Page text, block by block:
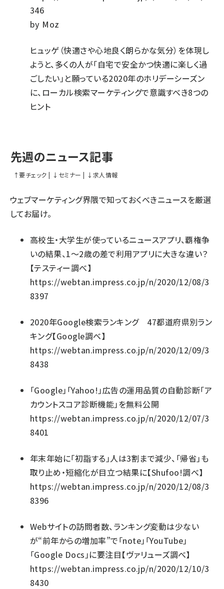
346
by Moz
ヒュッゲ（快適さや心地良く朗らかな気分）を体現し
ようと、多くの人が「自宅で安全かつ快適に楽しく過
ごしたい」と願っている2020年のホリデーシーズン
に、ローカル検索マーケティングで意識すべき8つの
ヒント
先週のニュース記事
↑要チェック | ↓ セミナー | ↓ 求人情報
ウェブマーケティング界隈で知っておくべきニュースを厳選
してお届け。
高校生・大学生が使っているニュースアプリ、覇権争
いの結果、1～2歳の差で利用アプリに大きな違い？
【テスティー調べ】
https://webtan.impress.co.jp/n/2020/12/08/3
8397
2020年Google検索ランキング 47都道府県別ラン
キング【Google調べ】
https://webtan.impress.co.jp/n/2020/12/09/3
8438
「Google」「Yahoo!」広告の運用品質の自動診断「ア
カウントスコア診断機能」を無料公開
https://webtan.impress.co.jp/n/2020/12/07/3
8401
年末年始に「初詣する」人は3割まで減少、「帰省」も
取り止め・短縮化が目立つ結果に【Shufoo!調べ】
https://webtan.impress.co.jp/n/2020/12/08/3
8396
Webサイトの訪問者数、ランキング変動は少ない
が“前年からの増加率”で「note」「YouTube」
「Google Docs」に要注目【ヴァリューズ調べ】
https://webtan.impress.co.jp/n/2020/12/10/3
8430